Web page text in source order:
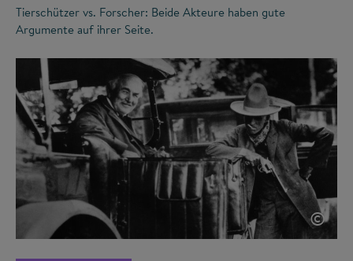
Tierschützer vs. Forscher: Beide Akteure haben gute
Argumente auf ihrer Seite.
©